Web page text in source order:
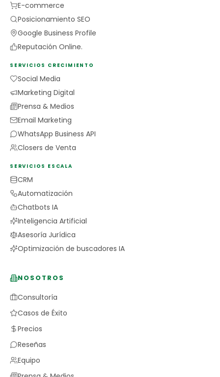
E-commerce
Posicionamiento SEO
Google Business Profile
Reputación Online.
SERVICIOS CRECIMIENTO
Social Media
Marketing Digital
Prensa & Medios
Email Marketing
WhatsApp Business API
Closers de Venta
SERVICIOS ESCALA
CRM
Automatización
Chatbots IA
Inteligencia Artificial
Asesoría Jurídica
Optimización de buscadores IA
NOSOTROS
Consultoría
Casos de Éxito
Precios
Reseñas
Equipo